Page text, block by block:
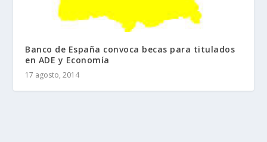
Banco de España convoca becas para titulados
en ADE y Economía
17 agosto, 2014